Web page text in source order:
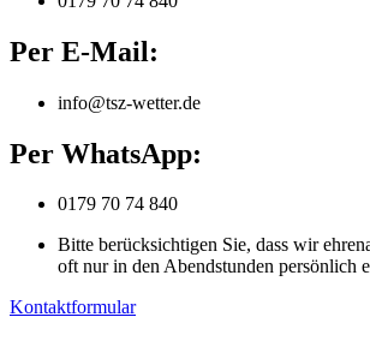
Per E-Mail:
info@tsz-wetter.de
Per WhatsApp:
0179 70 74 840
Bitte berücksichtigen Sie, dass wir
oft nur in den Abendstunden persönlich
Kontaktformular